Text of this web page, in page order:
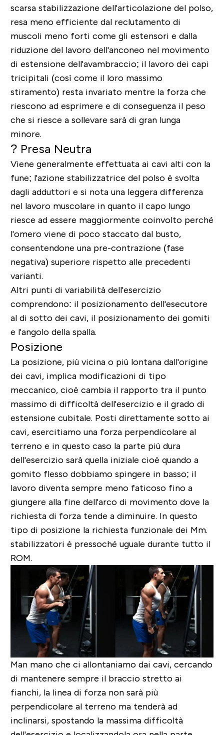
scarsa stabilizzazione dell'articolazione del polso,
resa meno efficiente dal reclutamento di
muscoli meno forti come gli estensori e dalla
riduzione del lavoro dell'anconeo nel movimento
di estensione dell'avambraccio; il lavoro dei capi
tricipitali (così come il loro massimo
stiramento) resta invariato mentre la forza che
riescono ad esprimere e di conseguenza il peso
che si riesce a sollevare sarà di gran lunga
minore.
? Presa Neutra
Viene generalmente effettuata ai cavi alti con la
fune; l'azione stabilizzatrice del polso è svolta
dagli adduttori e si nota una leggera differenza
nel lavoro muscolare in quanto il capo lungo
riesce ad essere maggiormente coinvolto perché
l'omero viene di poco staccato dal busto,
consentendone una pre-contrazione (fase
negativa) superiore rispetto alle precedenti
varianti.
Altri punti di variabilità dell'esercizio
comprendono: il posizionamento dell'esecutore
al di sotto dei cavi, il posizionamento dei gomiti
e l'angolo della spalla.
Posizione
La posizione, più vicina o più lontana dall'origine
dei cavi, implica modificazioni di tipo
meccanico, cioè cambia il rapporto tra il punto
massimo di difficoltà dell'esercizio e il grado di
estensione cubitale. Posti direttamente sotto ai
cavi, esercitiamo una forza perpendicolare al
terrenoe in questo caso la parte più dura
dell'esercizio sarà quella iniziale cioè quando a
gomito flesso dobbiamo spingere in basso; il
lavoro diventa sempre meno faticoso fino a
giungere alla fine dell'arco di movimento dove la
richiesta di forza tende a diminuire. In questo
tipo di posizione la richiesta funzionale dei Mm.
stabilizzatori è pressoché uguale durante tutto il
ROM.
Man mano che ci allontaniamo dai cavi, cercando
di mantenere sempre il braccio stretto ai
fianchi, la linea di forza non sarà più
perpendicolare al terreno ma tenderà ad
inclinarsi, spostando la massima difficoltà